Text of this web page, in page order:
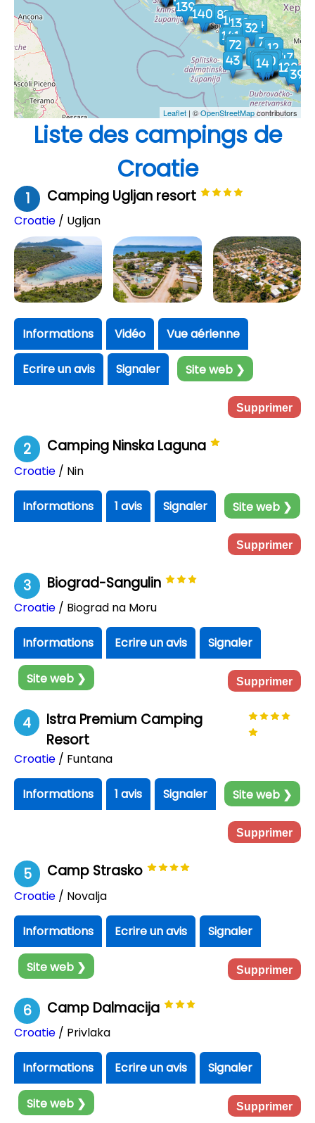
Leaflet | ©OpenStreetMapcontributors
Liste des campings de
Croatie
1 Camping Ugljan resort
Croatie / Ugljan
Informations Vidéo Vue aérienne
Ecrire un avis Signaler Site web ❯
Supprimer
2 Camping Ninska Laguna
Croatie / Nin
Informations 1 avis Signaler Site web ❯
Supprimer
3 Biograd-Sangulin
Croatie / Biograd na Moru
Informations Ecrire un avis Signaler
Site web ❯ Supprimer
4
Istra Premium Camping
Resort
Croatie / Funtana
Informations 1 avis Signaler Site web ❯
Supprimer
5 Camp Strasko
Croatie / Novalja
Informations Ecrire un avis Signaler
Site web ❯ Supprimer
6 Camp Dalmacija
Croatie / Privlaka
Informations Ecrire un avis Signaler
Site web ❯ Supprimer